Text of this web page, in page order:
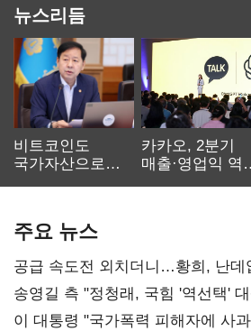
뉴스리듬
비트코인도
국가자산으로…'
카카오, 2분기
매출·영업익 역
주요 뉴스
공급 속도전 외치더니…황희, 난데
리모델링' 제안
송영길 측 "정청래, 국힘 '역선택'
총선 지휘 못해"
이 대통령 "국가폭력 피해자에 사